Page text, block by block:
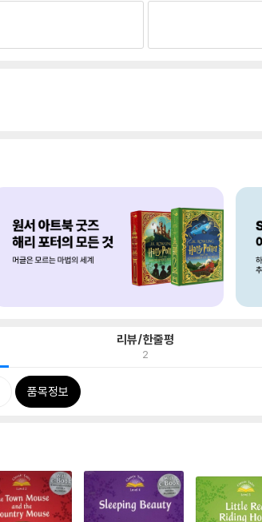
리뷰/한줄평
2
품목정보